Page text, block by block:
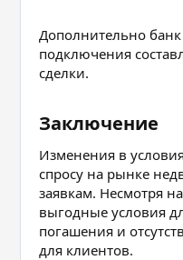
Дополнительно
подключения
сделки.
Заключение​
Изменения в
спросу на рынке
заявкам. Несмотря
выгодные условия
погашения и
для клиентов.